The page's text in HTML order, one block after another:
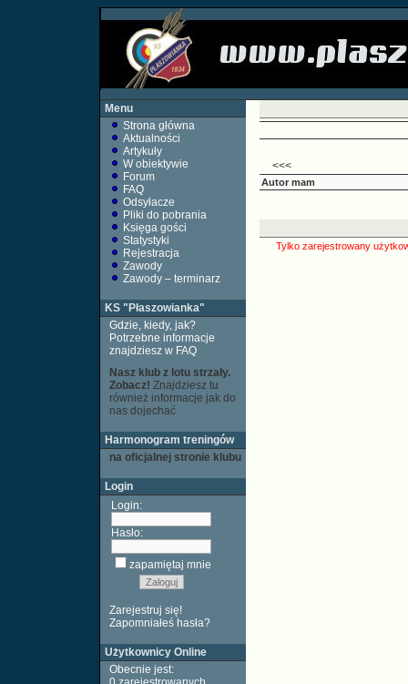
Menu
Strona główna
Aktualności
Artykuły
W obiektywie
Forum
FAQ
Odsyłacze
Pliki do pobrania
Księga gości
Statystyki
Rejestracja
Zawody
Zawody – terminarz
KS "Płaszowianka"
Gdzie, kiedy, jak?
Potrzebne informacje
znajdziesz w FAQ
Nasz klub z lotu strzały.
Zobacz! Znajdziesz tu
również informacje jak do
nas dojechać
Harmonogram treningów
na oficjalnej stronie klubu
Login
Login:
Hasło:
zapamiętaj mnie
Zarejestruj się!
Zapomniałeś hasła?
Użytkownicy Online
Obecnie jest:
<<<
Autor mam
Tylko zarejestrowany